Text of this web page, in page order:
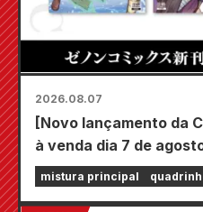
2026.08.07
[Novo lançamento da
à venda dia 7 de
mistura principal